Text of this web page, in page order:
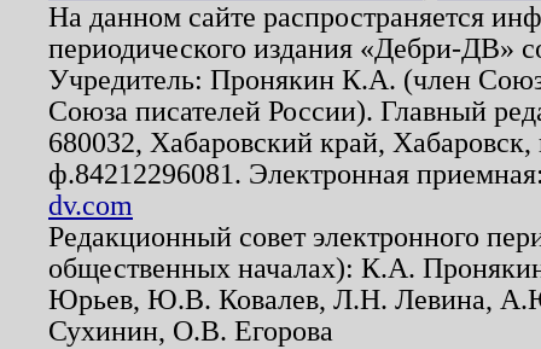
На данном сайте распространяется
периодического издания «Дебри-ДВ»
Учредитель: Пронякин К.А. (член
Союза писателей России). Главный
680032, Хабаровский край,
ф.84212296081. Электронная
dv.com
Редакционный совет электронного
общественных началах): К.А.
Юрьев, Ю.В. Ковалев, Л.Н. Левина,
Сухинин, О.В. Егорова